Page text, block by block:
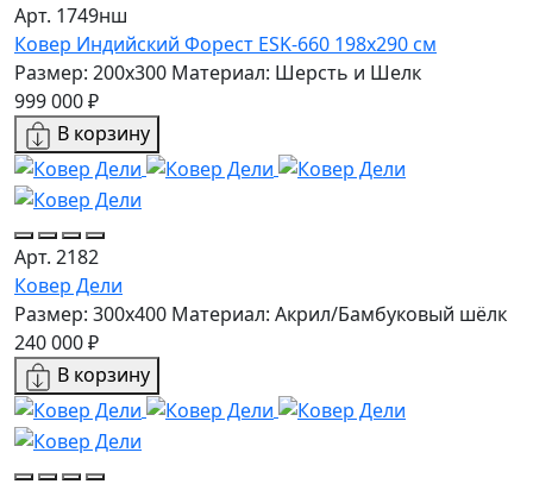
Арт. 1749нш
Ковер Индийский Форест ESK-660 198x290 см
Размер: 200x300 Материал: Шерсть и Шелк
999 000 ₽
В корзину
Арт. 2182
Ковер Дели
Размер: 300x400 Материал: Акрил/Бамбуковый шёлк
240 000 ₽
В корзину